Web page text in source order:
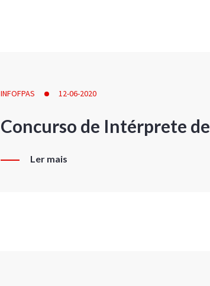
INFOFPAS 12-06-2020
Concurso de Intérprete
Ler mais